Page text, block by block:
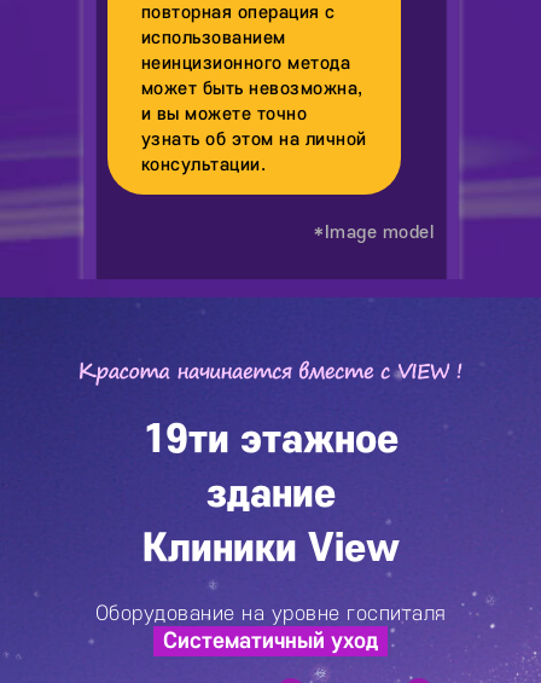
повторная операция с
использованием
неинцизионного метода
может быть невозможна,
и вы можете точно
узнать об этом на личной
консультации.
*Image model
19ти этажное
здание
Клиники View
Оборудование на уровне госпиталя
Систематичный уход